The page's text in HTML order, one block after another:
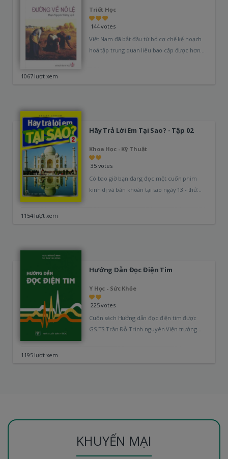
Triết Học
144 votes
Việt Nam đã bắt đầu từ bỏ cơ chế kế hoạch
hoá tập trung quan liêu bao cấp được hơn…
1067 lượt xem
Hãy Trả Lời Em Tại Sao? - Tập 02
Khoa Học - Kỹ Thuật
35 votes
Có bao giờ bạn đang đọc một cuốn phim
kinh dị và băn khoăn tại sao ngày 13 - thứ…
1154 lượt xem
Hướng Dẫn Đọc Điện Tim
Y Học - Sức Khỏe
225 votes
Cuốn sách Hướng dẫn đọc điện tim được
GS.TS.Trần Đỗ Trinh nguyên Viện trưởng
1195 lượt xem
KHUYẾN MẠI